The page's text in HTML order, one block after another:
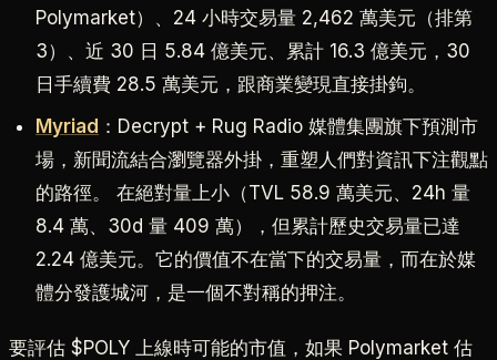
Polymarket）、24 小時交易量 2,462 萬美元（排第
3）、近 30 日 5.84 億美元、累計 16.3 億美元，30
日手續費 28.5 萬美元，跟商業變現直接掛鉤。
Myriad ：Decrypt + Rug Radio 媒體集團旗下預測市
場，新聞流結合瀏覽器外掛，重塑人們對資訊下注觀點
的路徑。 在絕對量上小（TVL 58.9 萬美元、24h 量
8.4 萬、30d 量 409 萬），但累計歷史交易量已達
2.24 億美元。它的價值不在當下的交易量，而在於媒
體分發護城河，是一個不對稱的押注。
要評估 $POLY 上線時可能的市值，如果 Polymarket 估